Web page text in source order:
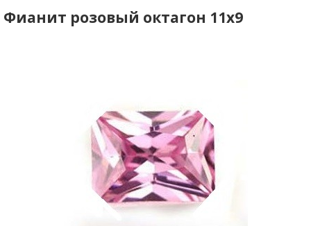
Фианит розовый октагон 11х9